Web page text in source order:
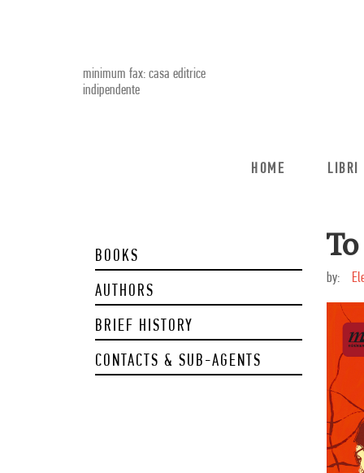
minimum fax: casa editrice
indipendente
HOME LIBRI
BOOKS
AUTHORS
BRIEF HISTORY
CONTACTS & SUB-AGENTS
by: